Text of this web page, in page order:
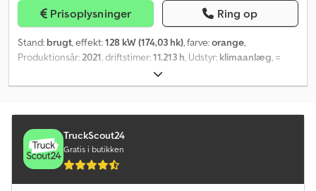
service fra start til slut. Dcodpfezddtbox Ak Dok Vælg BIG
Machinery som din pålidelige partner, og opdag hvorfor vi er det
og pålidelighed – Køb hos BIG! = Yderligere information =
Egenvægt: 23.000 kg Bredde: 300 cm CE-mærkning: ja
Prisoplysninger Ring op
Stand: brugt, effekt:128 kW (174,03 hk), farve:orange,
Produktionsår:2021, driftstimer:11.213 h, Udstyr: klimaanlæg, =
Flere valgmuligheder og mere tilbehør = - Klimaanlæg - Radio
Dcjdpfoym N Euex Ak Dek = Yderligere oplysninger = Egenvægt:
TruckScout24
Gratis i butikken